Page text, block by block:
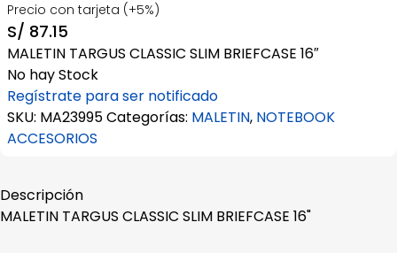
Precio con tarjeta (+5%)
S/ 87.15
MALETIN TARGUS CLASSIC SLIM BRIEFCASE 16″
No hay Stock
Regístrate para ser notificado
SKU: MA23995Categorías: MALETIN, NOTEBOOK
ACCESORIOS
Descripción
MALETIN TARGUS CLASSIC SLIM BRIEFCASE 16"